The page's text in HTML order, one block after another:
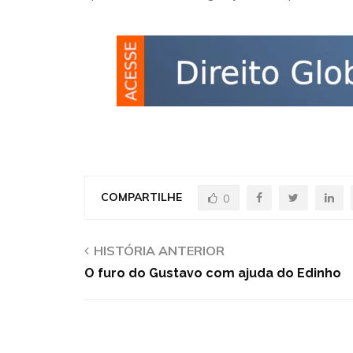
COMPARTILHE 0
HISTÓRIA ANTERIOR
O furo do Gustavo com ajuda do Edinho